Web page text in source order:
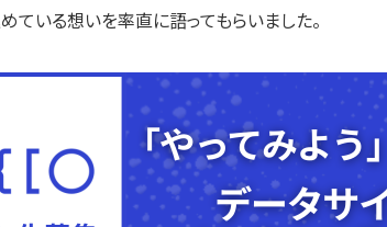
ている想いを率直に語ってもらいました。